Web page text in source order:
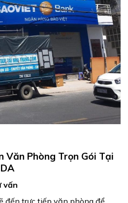
Văn Phòng Trọn Gói Tại
vấn
đến trực tiếp văn phòng để